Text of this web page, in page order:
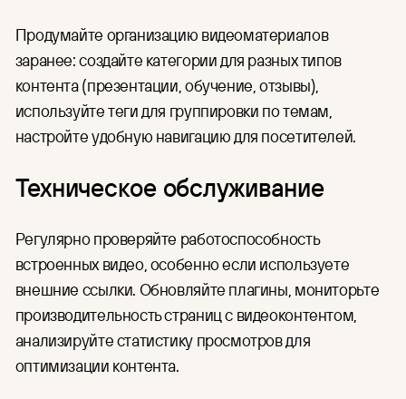
Продумайте организацию видеоматериалов
заранее: создайте категории для разных типов
контента (презентации, обучение, отзывы),
используйте теги для группировки по темам,
настройте удобную навигацию для посетителей.
Техническое обслуживание
Регулярно проверяйте работоспособность
встроенных видео, особенно если используете
внешние ссылки. Обновляйте плагины, мониторьте
производительность страниц с видеоконтентом,
анализируйте статистику просмотров для
оптимизации контента.